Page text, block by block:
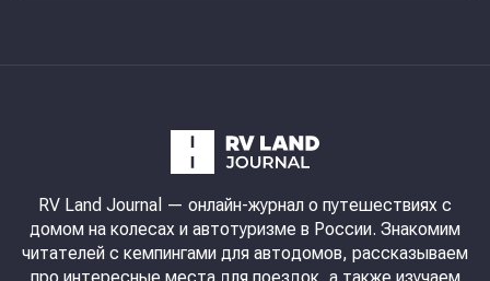
RV Land Journal — онлайн-журнал о путешествиях с
домом на колесах и автотуризме в России. Знакомим
читателей с кемпингами для автодомов, рассказываем